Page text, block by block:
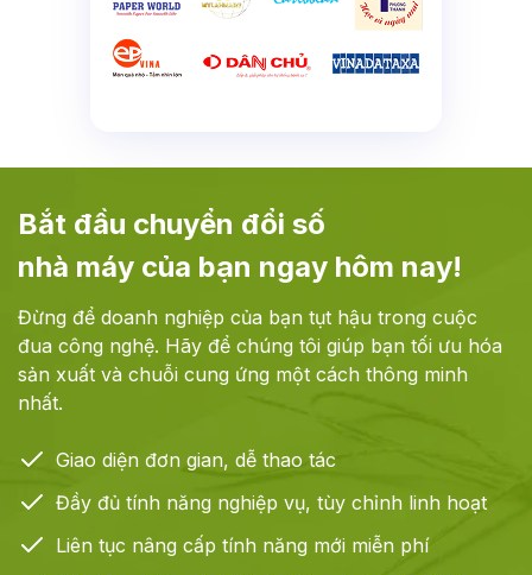
Bắt đầu chuyển đổi số
nhà máy của bạn ngay hôm nay!
Đừng để doanh nghiệp của bạn tụt hậu trong cuộc
đua công nghệ. Hãy để chúng tôi giúp bạn tối ưu hóa
sản xuất và chuỗi cung ứng một cách thông minh
nhất.
Giao diện đơn gian, dễ thao tác
Đầy đủ tính năng nghiệp vụ, tùy chỉnh linh hoạt
Liên tục nâng cấp tính năng mới miễn phí